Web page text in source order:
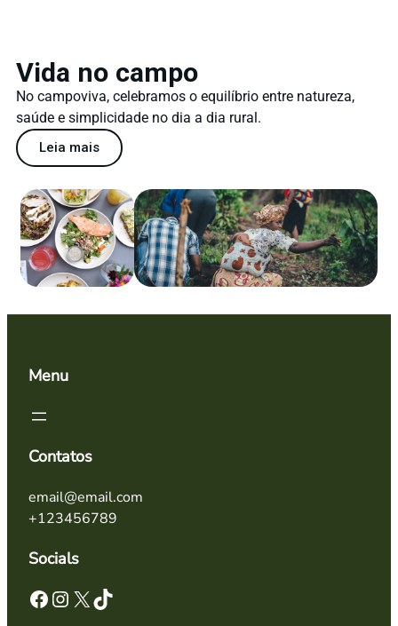
Vida no campo
No campoviva, celebramos o equilíbrio entre natureza,
saúde e simplicidade no dia a dia rural.
Leia mais
Menu
Contatos
email@email.com
+123456789
Socials